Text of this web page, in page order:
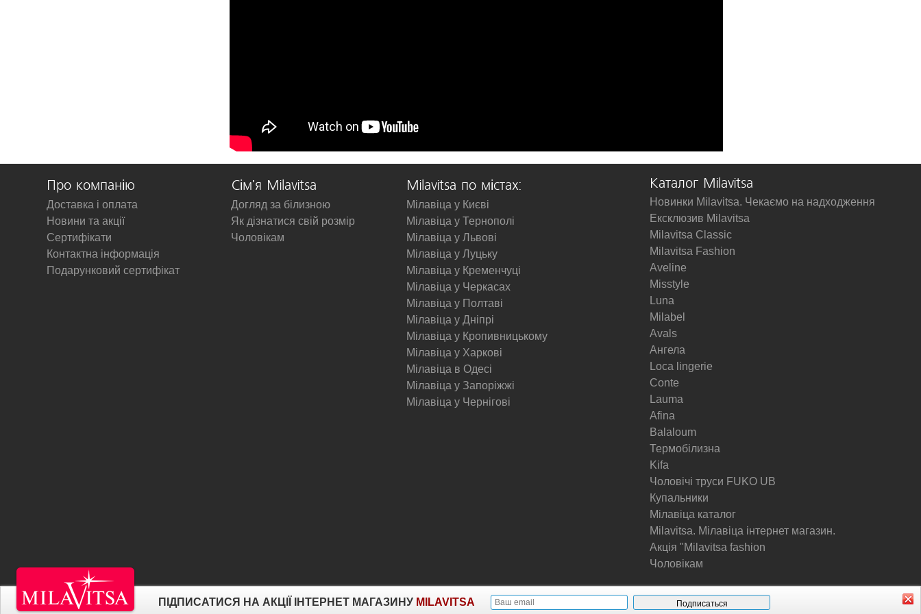
Про компанію
Доставка і оплата
Новини та акції
Сертифікати
Контактна інформація
Подарунковий сертифікат
Сім'я Milavitsa
Догляд за білизною
Як дізнатися свій розмір
Чоловікам
Milavitsa по містах:
Мілавіца у Києві
Мілавіца у Тернополі
Мілавіца у Львові
Мілавіца у Луцьку
Мілавіца у Кременчуці
Мілавіца у Черкасах
Мілавіца у Полтаві
Мілавіца у Дніпрі
Мілавіца у Кропивницькому
Мілавіца у Харкові
Мілавіца в Одесі
Мілавіца у Запоріжжі
Мілавіца у Чернігові
Каталог Milavitsa
Новинки Milavitsa. Чекаємо на надходження
Ексклюзив Milavitsa
Milavitsa Classic
Milavitsa Fashion
Aveline
Misstyle
Luna
Milabel
Avals
Ангела
Loca lingerie
Conte
Lauma
Afina
Balaloum
Термобілизна
Kifa
Чоловічі труси FUKO UB
Купальники
Мілавіца каталог
Milavitsa. Мілавіца інтернет магазин.
Акція "Milavitsa fashion
Чоловікам
ПІДПИСАТИСЯ НА АКЦІЇ ІНТЕРНЕТ МАГАЗИНУ MILAVITSA
© Milavitsa.